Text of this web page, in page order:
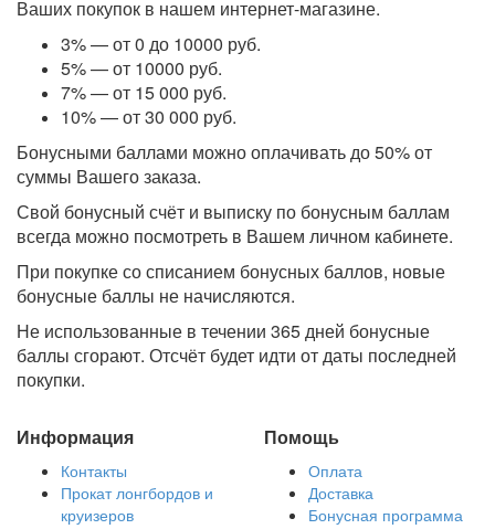
Ваших покупок в нашем интернет-магазине.
3% — от 0 до 10000 руб.
5% — от 10000 руб.
7% — от 15 000 руб.
10% — от 30 000 руб.
Бонусными баллами можно оплачивать до 50% от
суммы Вашего заказа.
Свой бонусный счёт и выписку по бонусным баллам
всегда можно посмотреть в Вашем личном кабинете.
При покупке со списанием бонусных баллов, новые
бонусные баллы не начисляются.
Не использованные в течении 365 дней бонусные
баллы сгорают. Отсчёт будет идти от даты последней
покупки.
Информация
Контакты
Прокат лонгбордов и
круизеров
Помощь
Оплата
Доставка
Бонусная программа